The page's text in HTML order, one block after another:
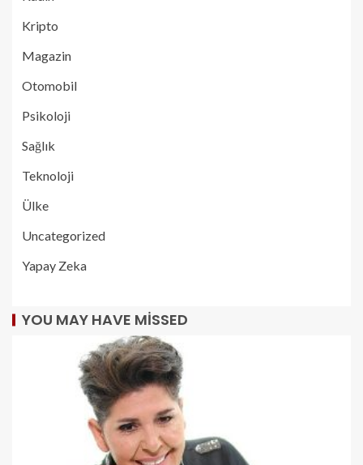
Kripto
Magazin
Otomobil
Psikoloji
Sağlık
Teknoloji
Ülke
Uncategorized
Yapay Zeka
YOU MAY HAVE MISSED